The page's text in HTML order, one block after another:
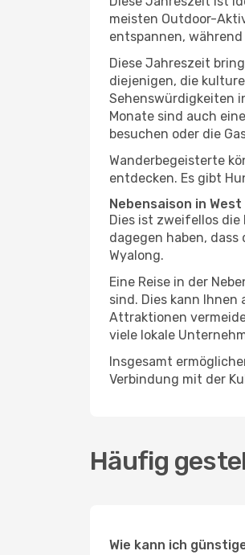
meisten Outdoor-
entspannen,
Diese Jahreszeit
diejenigen, die
Sehenswürdigkeiten
Monate sind auch
besuchen oder die
Wanderbegeisterte
entdecken. Es gibt
Nebensaison in West
Dies ist zweifellos
dagegen haben,
Wyalong.
Eine Reise in der
sind. Dies kann
Attraktionen
viele lokale
Insgesamt
Verbindung mit der
Häufig
Wie kann ich